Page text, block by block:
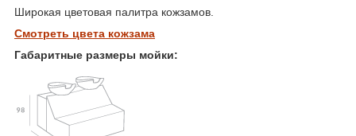
Широкая цветовая палитра кожзамов.
Смотреть цвета кожзама
Габаритные размеры мойки: